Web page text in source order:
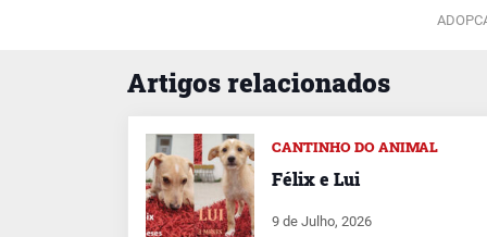
Artigos relacionados
CANTINHO DO ANIMAL
Félix e Lui
9 de Julho, 2026